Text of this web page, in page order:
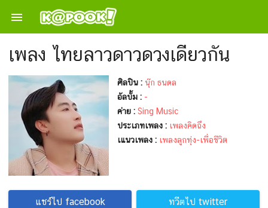

เพลง ไทยลาวดาวดวงเดียวกัน
ศิลปิน : นุ๊ก ธนดล
อัลบั้ม : -
ค่าย : Sing Music
ประเภทเพลง : เพลงคิดถึง
เแนวเพลง : เพลงลูกทุ่ง-เพื่อชีวิต
แชร์ไป facebook ทวีตไป twitter